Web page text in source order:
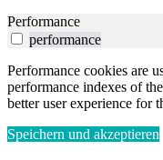
Performance
performance
Performance cookies are
performance indexes of
better user experience for
Speichern und akzeptieren